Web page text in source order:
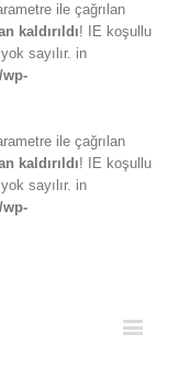
ile çağrılan
kaldırıldı! IE koşullu
sayılır. in
ile çağrılan
kaldırıldı! IE koşullu
sayılır. in